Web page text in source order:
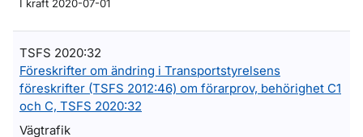
I kraft 2020-07-01
TSFS 2020:32
Föreskrifter om ändring i Transportstyrelsens
föreskrifter (TSFS 2012:46) om förarprov, behörighet C1
och C, TSFS 2020:32
Vägtrafik